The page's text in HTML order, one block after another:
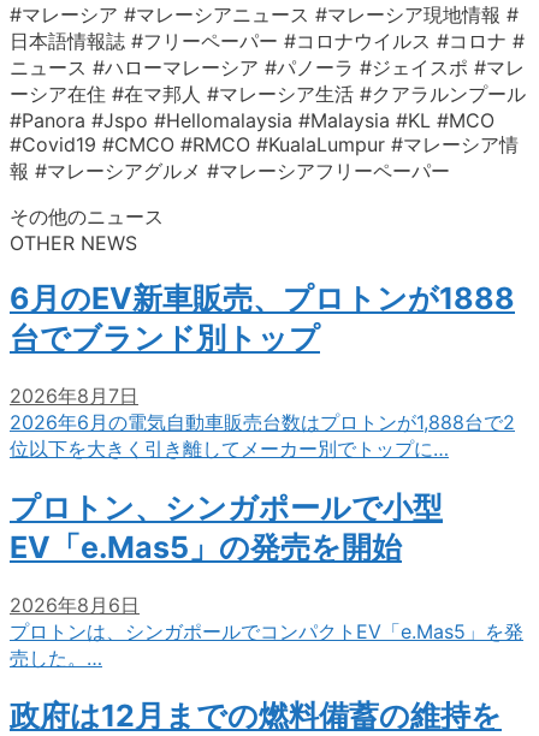
#マレーシア #マレーシアニュース #マレーシア現地情報 #
日本語情報誌 #フリーペーパー #コロナウイルス #コロナ #
ニュース #ハローマレーシア #パノーラ #ジェイスポ #マレ
ーシア在住 #在マ邦人 #マレーシア生活 #クアラルンプール
#Panora #Jspo #Hellomalaysia #Malaysia #KL #MCO
#Covid19 #CMCO #RMCO #KualaLumpur #マレーシア情
報 #マレーシアグルメ #マレーシアフリーペーパー
その他のニュース
OTHER NEWS
6月のEV新車販売、プロトンが1888
台でブランド別トップ
2026年8月7日
2026年6月の電気自動車販売台数はプロトンが1,888台で2
位以下を大きく引き離してメーカー別でトップに…
プロトン、シンガポールで小型
EV「e.Mas5」の発売を開始
2026年8月6日
プロトンは、シンガポールでコンパクトEV「e.Mas5」を発
売した。…
政府は12月までの燃料備蓄の維持を